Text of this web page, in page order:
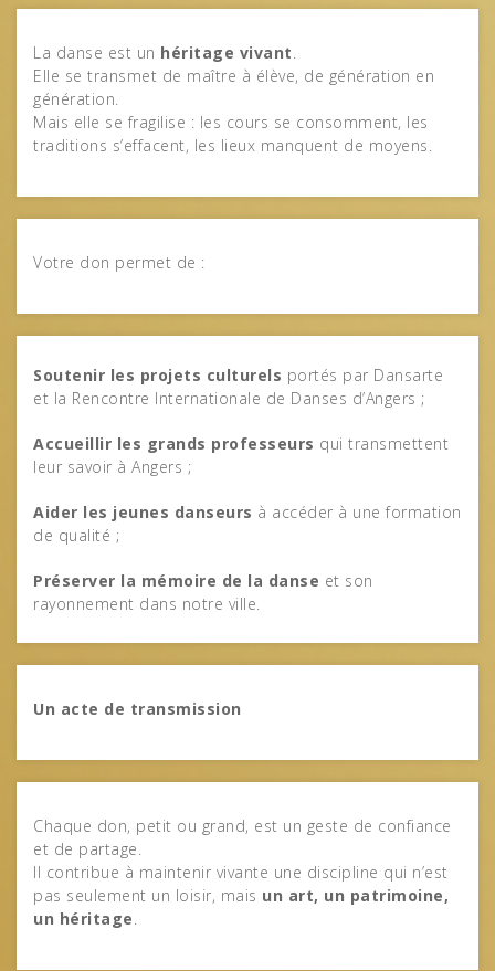
La danse est un héritage vivant
Elle se transmet de maître à élève, de génération en
génération.
Mais elle se fragilise : les cours se consomment, les
traditions s’effacent, les lieux manquent de moyens.
Votre don permet de :
Soutenir les projets culturels portés par Dansarte
et la Rencontre Internationale de Danses d’Angers ;
Accueillir les grands professeurs qui transmettent
leur savoir à Angers ;
Aider les jeunes danseurs à accéder à une formation
de qualité ;
Préserver la mémoire de la danse et son
rayonnement dans notre ville.
Un acte de transmission
Chaque don, petit ou grand, est un geste de confiance
et de partage.
Il contribue à maintenir vivante une discipline qui n’est
pas seulement un loisir, mais un art, un patrimoine,
un héritage